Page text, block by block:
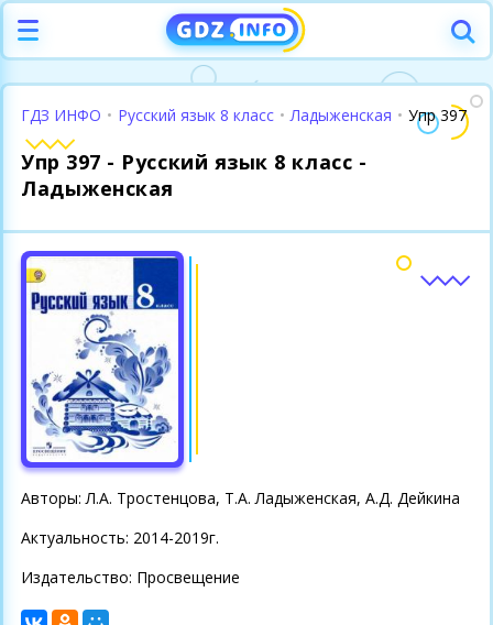
ГДЗ ИНФО • Русский язык 8 класс • Ладыженская • Упр 397
Упр 397 - Русский язык 8 класс -
Ладыженская
Авторы: Л.А. Тростенцова, Т.А. Ладыженская, А.Д. Дейкина
Актуальность: 2014-2019г.
Издательство: Просвещение